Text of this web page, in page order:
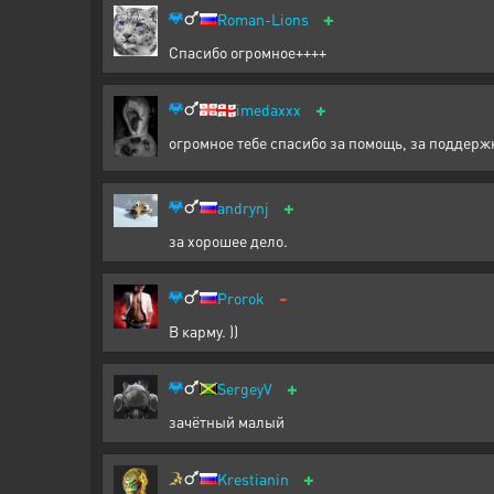
Roman-Lions +
Спасибо огромное++++
🇬🇪imedaxxx +
огромное тебе спасибо за помощь, за
andrynj +
за хорошее дело.
Prorok -
В карму. ))
SergeyV +
зачётный малый
Krestianin +